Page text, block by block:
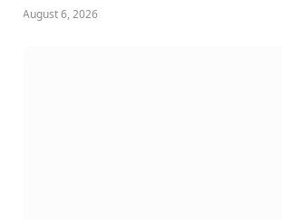
August 6, 2026